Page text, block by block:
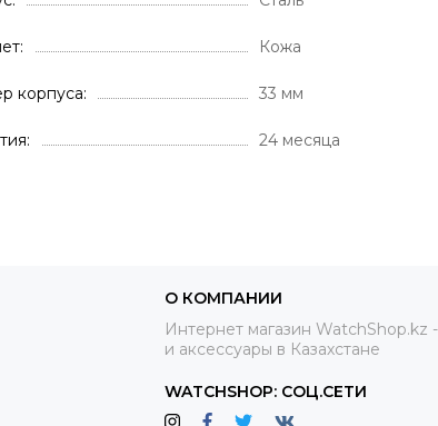
Кожа
корпуса 33 мм
24 месяца
О КОМПАНИИ
Интернет магазин WatchShop.kz
и аксессуары в Казахстане
WATCHSHOP: СОЦ.СЕТИ